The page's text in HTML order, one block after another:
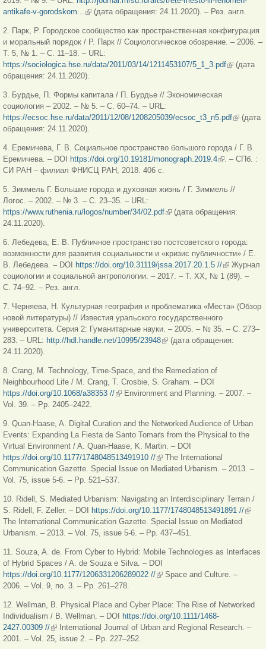
antikafe-v-gorodskom... (внешняя ссылка)
(дата обращения: 24.11.2020). – Рез. англ.
2. Парк, Р. Городское сообщество как пространственная конфигурация
и моральный порядок / Р. Парк // Социологическое обозрение. – 2006. –
Т. 5, № 1. – С. 11–18. – URL:
https://sociologica.hse.ru/data/2011/03/14/1211453107/5_1_3.pdf(внешняя
(дата
обращения: 24.11.2020).
3. Бурдье, П. Формы капитала / П. Бурдье // Экономическая
социология – 2002. – № 5. – С. 60–74. – URL:
https://ecsoc.hse.ru/data/2011/12/08/1208205039/ecsoc_t3_n5.pdf(внешняя
(дата
обращения: 24.11.2020).
4. Еремичева, Г. В. Социальное пространство большого города / Г. В.
Еремичева. – DOI
https://doi.org/10.19181/monograph.2019.4(внешняя
. ‒ СПб. :
СИ РАН – филиал ФНИСЦ РАН, 2018. 406 с.
5. Зиммель Г. Большие города и духовная жизнь / Г. Зиммель //
Логос. – 2002. – № 3. – С. 23–35. – URL:
https://www.ruthenia.ru/logos/number/34/02.pdf(внешняя ссылка)
(дата обращения:
24.11.2020).
6. Лебедева, Е. В. Публичное пространство постсоветского города:
возможности для развития социальности и «кризис публичности» / Е.
В. Лебедева. – DOI
https://doi.org/10.31119/jssa.2017.20.1.5 //(внешняя
ссылка)
Журнал
социологии и социальной антропологии. – 2017. – Т. XX, № 1 (89). –
С. 74–92. – Рез. англ.
7. Черняева, Н. Культурная география и проблематика «Места» (Обзор
новой литературы) // Известия уральского государственного
университета. Серия 2: Гуманитарные науки. – 2005. – № 35. – С. 273–
283. – URL: http://hdl.handle.net/10995/23948(внешняя ссылка)
(дата обращения:
24.11.2020).
8. Crang, M. Technology, Time-Space, and the Remediation of
Neighbourhood Life / M. Crang, T. Crosbie, S. Graham. – DOI
https://doi.org/10.1068/a38353 //(внешняя ссылка)
Environment and Planning. – 2007. –
Vol. 39. – Pp. 2405–2422.
9. Quan-Haase, A. Digital Curation and the Networked Audience of Urban
Events: Expanding La Fiesta de Santo Tomaґs from the Physical to the
Virtual Environment / A. Quan-Haase, K. Martin. – DOI
https://doi.org/10.1177/1748048513491910 //(внешняя ссылка)
The International
Communication Gazette. Special Issue on Mediated Urbanism. – 2013. –
Vol. 75, issue 5-6. – Pp. 521–537.
10. Ridell, S. Mediated Urbanism: Navigating an Interdisciplinary Terrain /
S. Ridell, F. Zeller. – DOI
https://doi.org/10.1177/1748048513491891 //
The International Communication Gazette. Special Issue on Mediated
Urbanism. – 2013. – Vol. 75, issue 5-6. – Pp. 437–451.
11. Souza, A. de. From Cyber to Hybrid: Mobile Technologies as Interfaces
of Hybrid Spaces / A. de Souza e Silva. – DOI
https://doi.org/10.1177/1206331206289022 //(внешняя ссылка)
Space and Culture. –
2006. – Vol. 9, no. 3. – Pp. 261–278.
12. Wellman, B. Physical Place and Cyber Place: The Rise of Networked
Individualism / B. Wellman. – DOI
https://doi.org/10.1111/1468-
2427.00309 //(внешняя ссылка)
International Journal of Urban and Regional Research. –
2001. – Vol. 25, issue 2. – Pp. 227–252.